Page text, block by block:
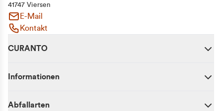
41747 Viersen
E-Mail
Kontakt
CURANTO
Informationen
Abfallarten